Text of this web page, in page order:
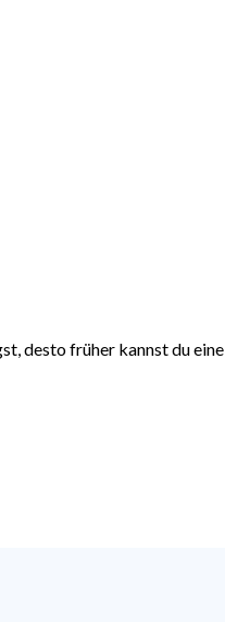
desto früher kannst du eine